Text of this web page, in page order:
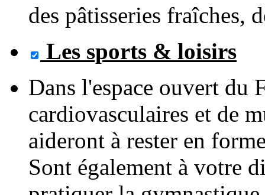
des pâtisseries fraîches,
Les sports & loisirs
Dans l'espace ouvert du
cardiovasculaires et de
aideront à rester en
Sont également à votre